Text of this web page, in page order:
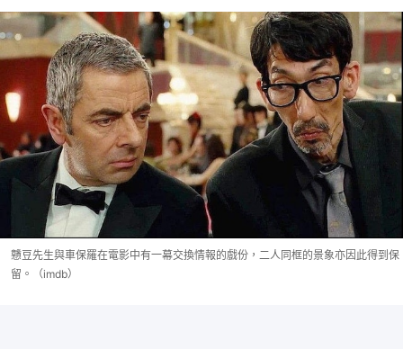
戇豆先生與車保羅在電影中有一幕交換情報的戲份，二人同框的景象亦因此得到保
留。（imdb）